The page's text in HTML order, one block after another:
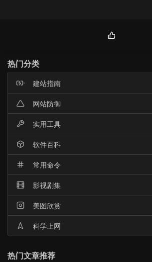
热门分类
建站指南
网站防御
实用工具
软件百科
常用命令
影视剧集
美图欣赏
科学上网
热门文章推荐